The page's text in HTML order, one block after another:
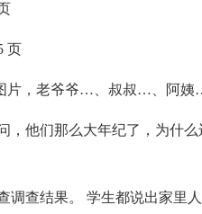
页
片，老爷爷…、叔叔…、阿
，他们那么大年纪了，为什
调查结果。 学生都说出家里